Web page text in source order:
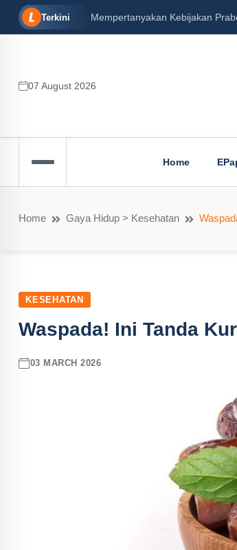
Terkini Mempertanyakan Kebijakan
07 August 2026
Home
Home Gaya Hidup > Kesehatan
KESEHATAN
Waspada! Ini Tanda
03 MARCH 2026